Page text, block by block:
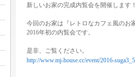
新しいお家の完成内覧会を開催します
今回のお家は『レトロなカフェ風のお
2016年初の内覧会です。
是非、ご覧ください。
http://www.mj-house.cc/event/2016-